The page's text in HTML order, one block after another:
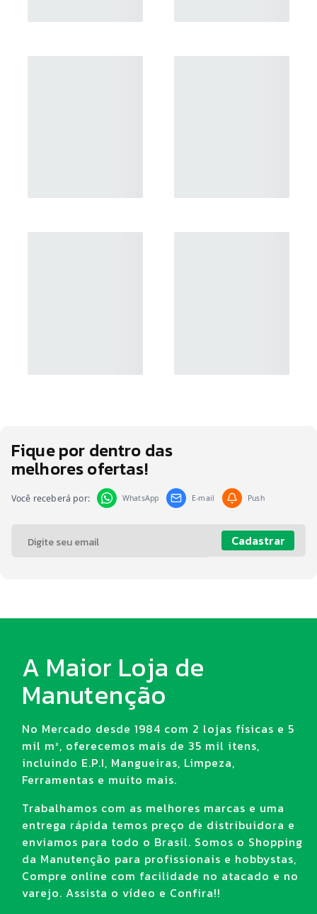
Fique por dentro das
melhores ofertas!
Você receberá por: WhatsApp E-mail Push
Cadastrar
A Maior Loja de
Manutenção
No Mercado desde 1984 com 2 lojas físicas e 5
mil m², oferecemos mais de 35 mil itens,
incluindo E.P.I, Mangueiras, Limpeza,
Ferramentas e muito mais.
Trabalhamos com as melhores marcas e uma
entrega rápida temos preço de distribuidora e
enviamos para todo o Brasil. Somos o Shopping
da Manutenção para profissionais e hobbystas,
Compre online com facilidade no atacado e no
varejo. Assista o vídeo e Confira!!